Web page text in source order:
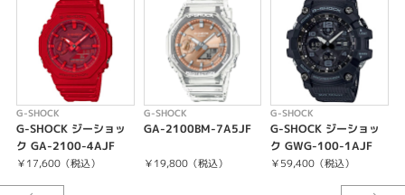
性別
メンズ
腕時計
G-SHOCK
G-SHOCK
G-SHOCK ジーショッ
ク GA-2100-4AJF
￥17,600（税込）
G-SHOCK
GA-2100BM-7A5JF
￥19,800（税込）
G-SHOCK
G-SHOCK ジーショッ
ク GWG-100-1AJF
￥59,400（税込）